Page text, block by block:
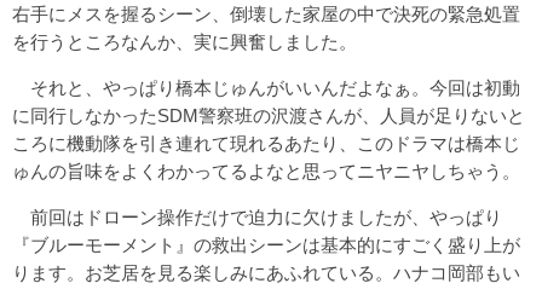
右手にメスを握るシーン、倒壊した家屋の中で決死の緊急処置
を行うところなんか、実に興奮しました。
それと、やっぱり橋本じゅんがいいんだよなぁ。今回は初動
に同行しなかったSDM警察班の沢渡さんが、人員が足りないと
ころに機動隊を引き連れて現れるあたり、このドラマは橋本じ
ゅんの旨味をよくわかってるよなと思ってニヤニヤしちゃう。
前回はドローン操作だけで迫力に欠けましたが、やっぱり
『ブルーモーメント』の救出シーンは基本的にすごく盛り上が
ります。お芝居を見る楽しみにあふれている。ハナコ岡部もい